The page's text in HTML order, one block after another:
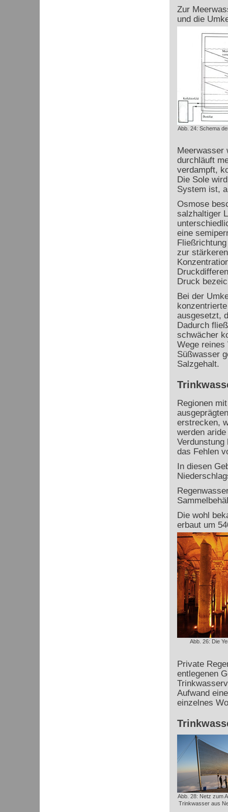
Zur
und die
Abb. 24: Schema
Meerwasser
durchläuft
verdampft,
Die Sole
System ist,
Osmose
salzhaltiger
eine
zur
Druck
Bei der
ausgesetzt,
Dadurch
schwächer
Wege reines
Süßwasser
Salzgehalt.
Regionen
erstrecken,
werden
das Fehlen
In diesen
Die wohl
erbaut um
Abb. 26: Die
Private
entlegenen
Aufwand
einzelnes
Abb. 28: Netz zum
Trinkwasser aus